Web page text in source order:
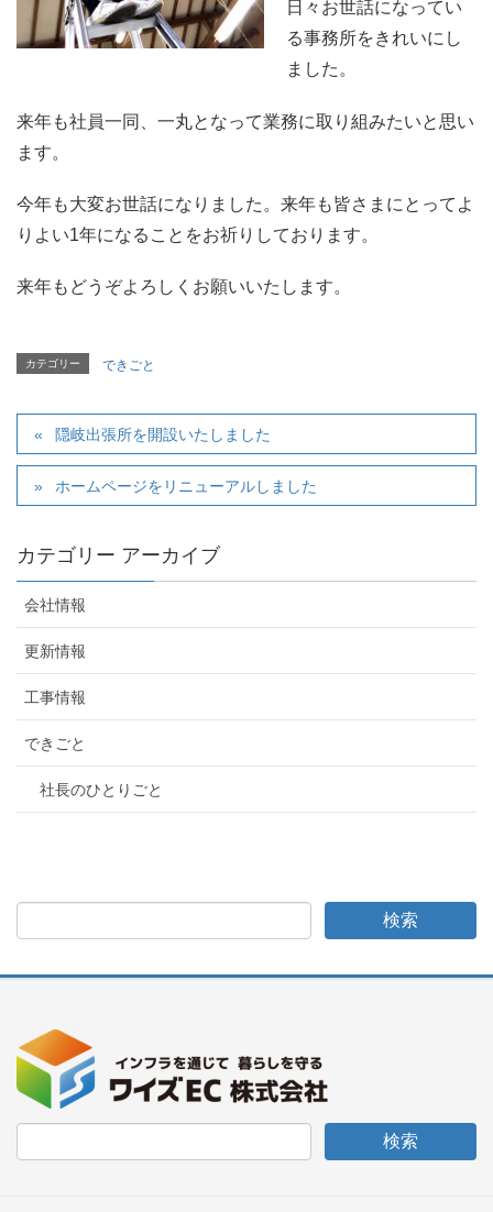
日々お世話になってい
る事務所をきれいにし
ました。
来年も社員一同、一丸となって業務に取り組みたいと思い
ます。
今年も大変お世話になりました。来年も皆さまにとってよ
りよい1年になることをお祈りしております。
来年もどうぞよろしくお願いいたします。
カテゴリー できごと
隠岐出張所を開設いたしました
ホームページをリニューアルしました
カテゴリー アーカイブ
会社情報
更新情報
工事情報
できごと
社長のひとりごと